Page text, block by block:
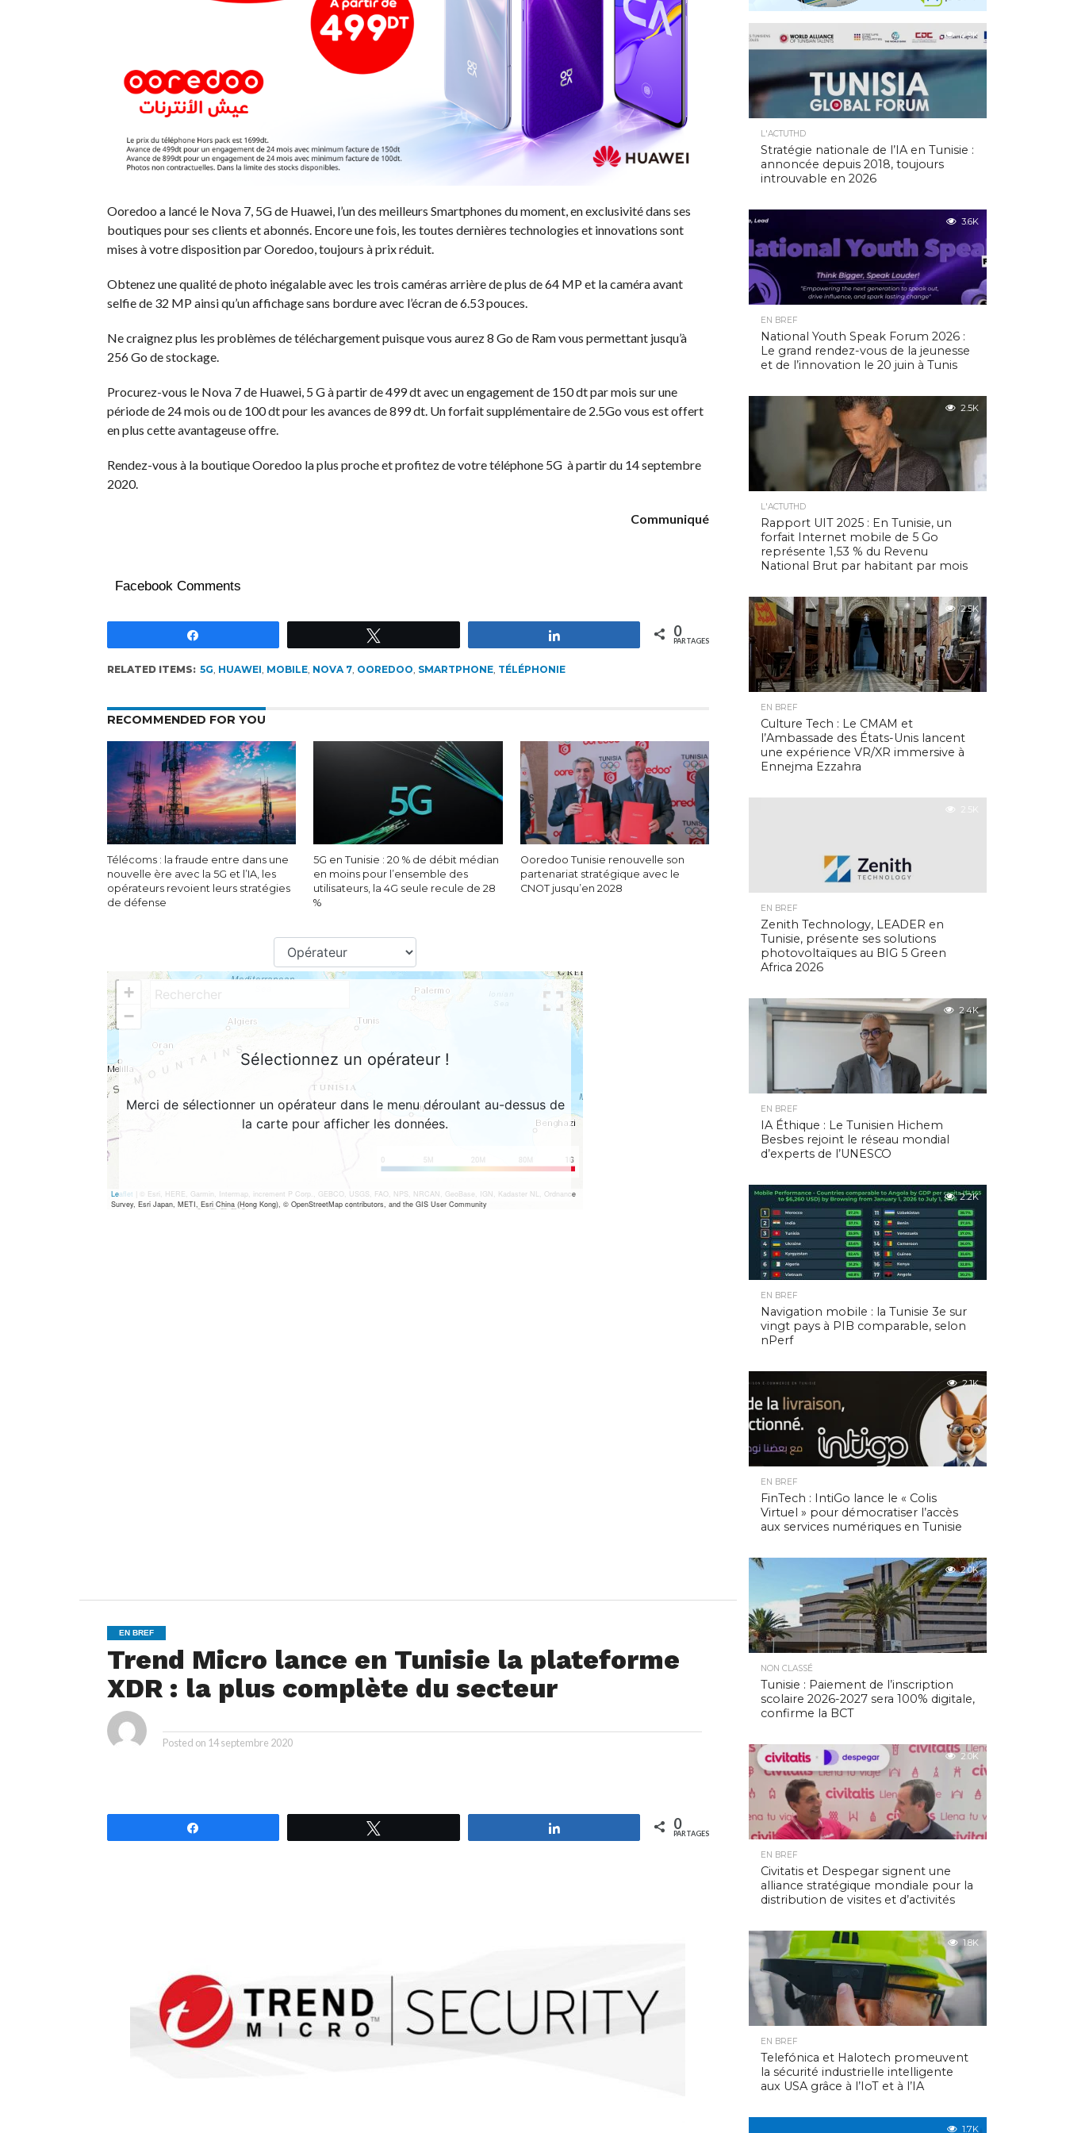
Ooredoo a lancé le Nova 7, 5G de Huawei, l’un des meilleurs Smartphones du moment, en exclusivité dans ses
boutiques pour ses clients et abonnés. Encore une fois, les toutes dernières technologies et innovations sont
mises à votre disposition par Ooredoo, toujours à prix réduit.
Obtenez une qualité de photo inégalable avec les trois caméras arrière de plus de 64 MP et la caméra avant
selfie de 32 MP ainsi qu’un affichage sans bordure avec l’écran de 6.53 pouces.
Ne craignez plus les problèmes de téléchargement puisque vous aurez 8 Go de Ram vous permettant jusqu’à
256 Go de stockage.
Procurez-vous le Nova 7 de Huawei, 5 G à partir de 499 dt avec un engagement de 150 dt par mois sur une
période de 24 mois ou de 100 dt pour les avances de 899 dt. Un forfait supplémentaire de 2.5Go vous est offert
en plus cette avantageuse offre.
Rendez-vous à la boutique Ooredoo la plus proche et profitez de votre téléphone 5G à partir du 14 septembre
2020.
Communiqué
Facebook Comments
0
PARTAGES
RELATED ITEMS: 5G, HUAWEI, MOBILE, NOVA 7, OOREDOO, SMARTPHONE, TÉLÉPHONIE
RECOMMENDED FOR YOU
Télécoms : la fraude entre dans une
nouvelle ère avec la 5G et l’IA, les
opérateurs revoient leurs stratégies
de défense
5G en Tunisie : 20 % de débit médian
en moins pour l’ensemble des
utilisateurs, la 4G seule recule de 28
%
Ooredoo Tunisie renouvelle son
partenariat stratégique avec le
CNOT jusqu’en 2028
EN BREF
Trend Micro lance en Tunisie la plateforme
XDR : la plus complète du secteur
Posted on 14 septembre 2020
0
PARTAGES
4.9K
L'ACTUTHD
Stratégie nationale de l’IA en Tunisie :
annoncée depuis 2018, toujours
introuvable en 2026
3.6K
EN BREF
National Youth Speak Forum 2026 :
Le grand rendez-vous de la jeunesse
et de l’innovation le 20 juin à Tunis
2.5K
L'ACTUTHD
Rapport UIT 2025 : En Tunisie, un
forfait Internet mobile de 5 Go
représente 1,53 % du Revenu
National Brut par habitant par mois
2.5K
EN BREF
Culture Tech : Le CMAM et
l’Ambassade des États-Unis lancent
une expérience VR/XR immersive à
Ennejma Ezzahra
2.5K
EN BREF
Zenith Technology, LEADER en
Tunisie, présente ses solutions
photovoltaïques au BIG 5 Green
Africa 2026
2.4K
EN BREF
IA Éthique : Le Tunisien Hichem
Besbes rejoint le réseau mondial
d’experts de l’UNESCO
2.2K
EN BREF
Navigation mobile : la Tunisie 3e sur
vingt pays à PIB comparable, selon
nPerf
2.1K
EN BREF
FinTech : IntiGo lance le « Colis
Virtuel » pour démocratiser l’accès
aux services numériques en Tunisie
2.0K
NON CLASSÉ
Tunisie : Paiement de l’inscription
scolaire 2026-2027 sera 100% digitale,
confirme la BCT
2.0K
EN BREF
Civitatis et Despegar signent une
alliance stratégique mondiale pour la
distribution de visites et d’activités
1.8K
EN BREF
Telefónica et Halotech promeuvent
la sécurité industrielle intelligente
aux USA grâce à l’IoT et à l’IA
1.7K